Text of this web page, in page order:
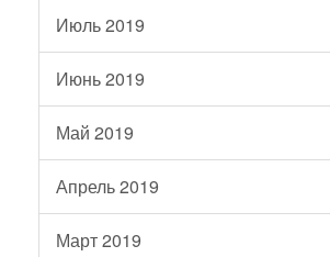
Июль 2019
Июнь 2019
Май 2019
Апрель 2019
Март 2019